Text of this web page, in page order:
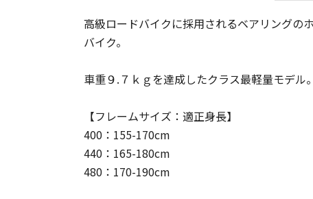
高級ロードバイクに採用されるベアリングの
バイク。
車重９.７ｋｇを達成したクラス最軽量モデル。
【フレームサイズ：適正身長】
400：155-170cm
440：165-180cm
480：170-190cm